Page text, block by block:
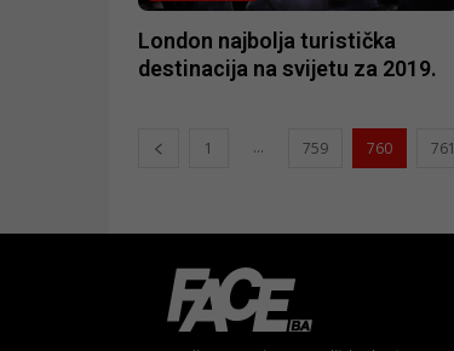
London najbolja turistička
destinacija na svijetu za 2019.
1 ... 759 760 761